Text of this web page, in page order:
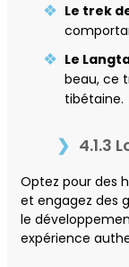
Le trek
Le
beau, ce
tibétaine.
4.1.3
Optez pour des
et engagez des
le
expérience